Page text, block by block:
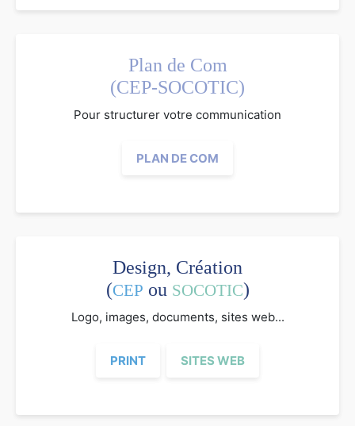
Plan de Com
(CEP-SOCOTIC)
Pour structurer votre communication
PLAN DE COM
Design, Création
(CEP ou SOCOTIC)
Logo, images, documents, sites web...
PRINT SITES WEB